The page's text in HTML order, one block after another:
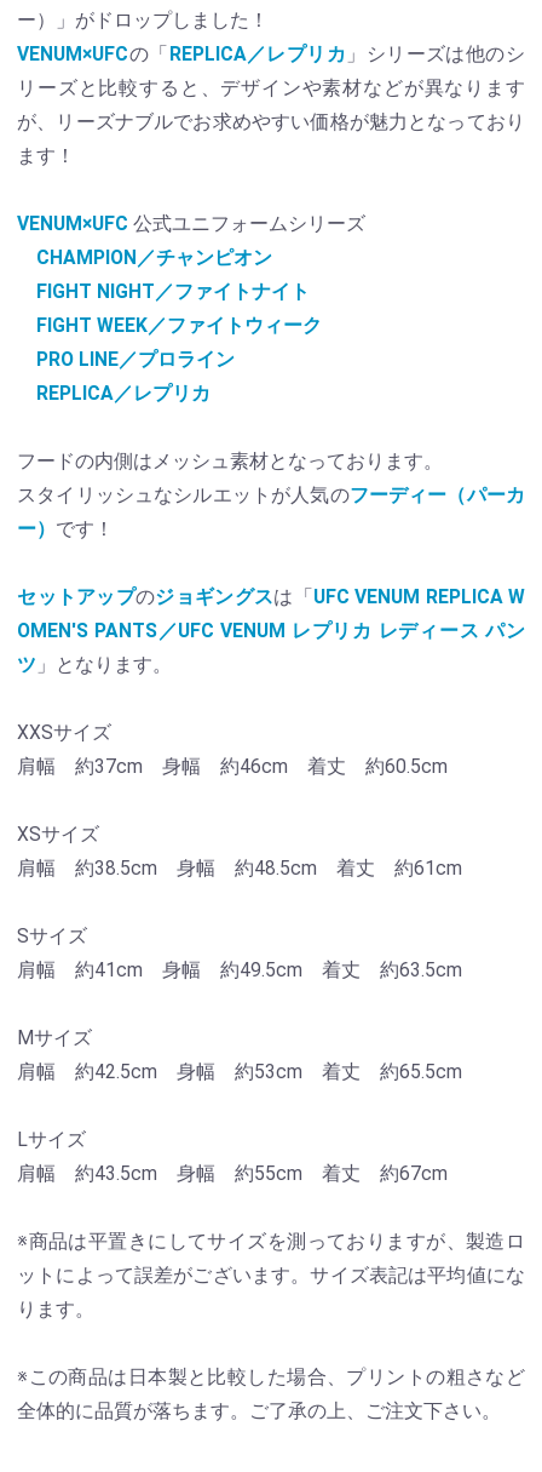
ー）」がドロップしました！
VENUM×UFCの「 REPLICA／レプリカ 」シリーズは他のシ
リーズと比較すると、デザインや素材などが異なります
が、リーズナブルでお求めやすい価格が魅力となっており
ます！
VENUM×UFC 公式ユニフォームシリーズ
CHAMPION／チャンピオン
FIGHT NIGHT／ファイトナイト
FIGHT WEEK／ファイトウィーク
PRO LINE／プロライン
REPLICA／レプリカ
フードの内側はメッシュ素材となっております。
スタイリッシュなシルエットが人気のフーディー（パーカ
ー） です！
セットアップのジョギングスは「 UFC VENUM REPLICA W
OMEN'S PANTS／UFC VENUM レプリカ レディース パン
ツ 」となります。
XXSサイズ
肩幅 約37cm 身幅 約46cm 着丈 約60.5cm
XSサイズ
肩幅 約38.5cm 身幅 約48.5cm 着丈 約61cm
Sサイズ
肩幅 約41cm 身幅 約49.5cm 着丈 約63.5cm
Mサイズ
肩幅 約42.5cm 身幅 約53cm 着丈 約65.5cm
Lサイズ
肩幅 約43.5cm 身幅 約55cm 着丈 約67cm
※商品は平置きにしてサイズを測っておりますが、製造ロ
ットによって誤差がございます。サイズ表記は平均値にな
ります。
※この商品は日本製と比較した場合、プリントの粗さなど
全体的に品質が落ちます。ご了承の上、ご注文下さい。